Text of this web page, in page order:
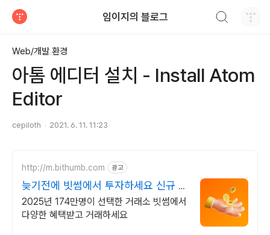
임이지의 블로그
Web/개발 환경
아톰 에디터 설치 - Install Atom
Editor
cepiloth 2021. 6. 11. 11:23
http://m.bithumb.com 광고
늦기전에 빗썸에서 투자하세요 신규 가
입 시 5만원 혜택
2025년 174만명이 선택한 거래소 빗썸에서
다양한 혜택받고 거래하세요